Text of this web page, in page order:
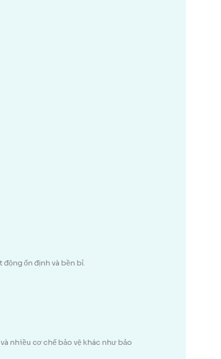
ổn định và bền bỉ.
nhiều cơ chế bảo vệ khác như bảo